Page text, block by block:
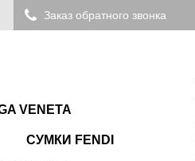
Заказ обратного звонка
VENETA
СУМКИ FENDI